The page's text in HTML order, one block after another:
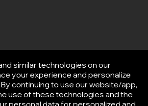
similar technologies on our
your experience and personalize
continuing to use our website/app,
use of these technologies and the
personal data for personalized and